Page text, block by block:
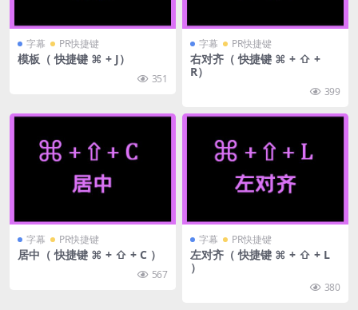
字幕 PR快捷键
模板（ 快捷键 ⌘ + J）
351
字幕 PR快捷键
右对齐（ 快捷键 ⌘ + ⇧ +
R）
399
字幕 PR快捷键
居中（ 快捷键 ⌘ + ⇧ + C ）
567
字幕 PR快捷键
左对齐（ 快捷键 ⌘ + ⇧ + L
）
380